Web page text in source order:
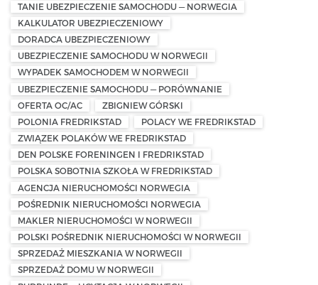
TANIE UBEZPIECZENIE SAMOCHODU — NORWEGIA
KALKULATOR UBEZPIECZENIOWY
DORADCA UBEZPIECZENIOWY
UBEZPIECZENIE SAMOCHODU W NORWEGII
WYPADEK SAMOCHODEM W NORWEGII
UBEZPIECZENIE SAMOCHODU — PORÓWNANIE
OFERTA OC/AC
ZBIGNIEW GÓRSKI
POLONIA FREDRIKSTAD
POLACY WE FREDRIKSTAD
ZWIĄZEK POLAKÓW WE FREDRIKSTAD
DEN POLSKE FORENINGEN I FREDRIKSTAD
POLSKA SOBOTNIA SZKOŁA W FREDRIKSTAD
AGENCJA NIERUCHOMOŚCI NORWEGIA
POŚREDNIK NIERUCHOMOŚCI NORWEGIA
MAKLER NIERUCHOMOŚCI W NORWEGII
POLSKI POŚREDNIK NIERUCHOMOŚCI W NORWEGII
SPRZEDAŻ MIESZKANIA W NORWEGII
SPRZEDAŻ DOMU W NORWEGII